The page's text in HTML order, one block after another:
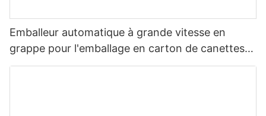
Emballeur automatique à grande vitesse en
grappe pour l'emballage en carton de canettes
de bière de 330 ml à 500 ml